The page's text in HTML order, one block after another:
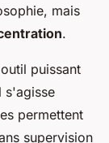
mais
.
puissant
s'agisse
permettent
supervision